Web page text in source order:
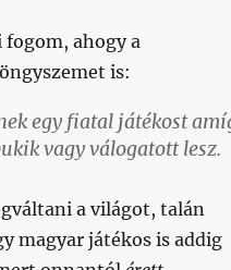
fogom, ahogy a
is:
egy fiatal játékost
vagy válogatott lesz.
a világot, talán
magyar játékos is addig